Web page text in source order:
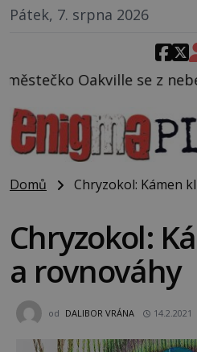
Pátek, 7. srpna 2026
nebe snáší podivná
Domů Chryzokol: Kámen
Chryzokol:
a rovnováhy
od DALIBOR VRÁNA 14.2.2021